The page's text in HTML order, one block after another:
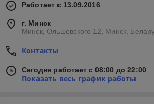
Работает с 13.09.2016
г. Минск
Минск, Ольшевского 12, Минск,
Контакты
Сегодня работает с 08:00 до 22:00
Показать весь график работы